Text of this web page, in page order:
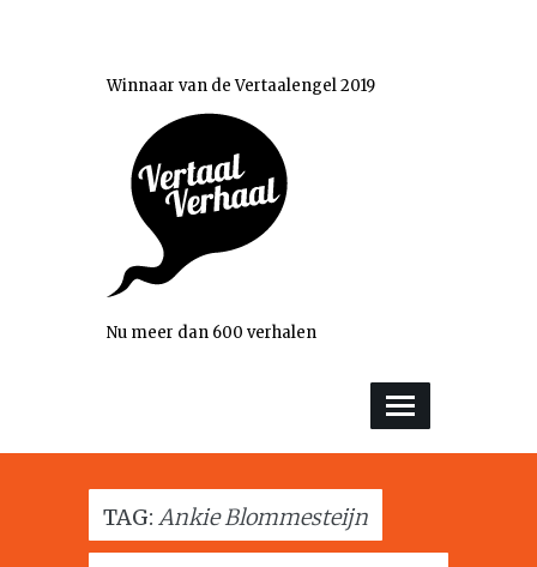
Winnaar van de Vertaalengel 2019
Nu meer dan 600 verhalen
TAG: Ankie Blommesteijn